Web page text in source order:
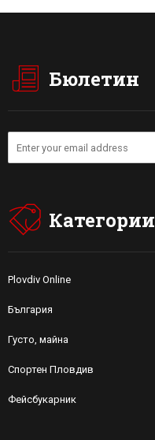
Бюлетин
Категории
Plovdiv Online
България
Густо, майна
Спортен Пловдив
Фейсбукарник